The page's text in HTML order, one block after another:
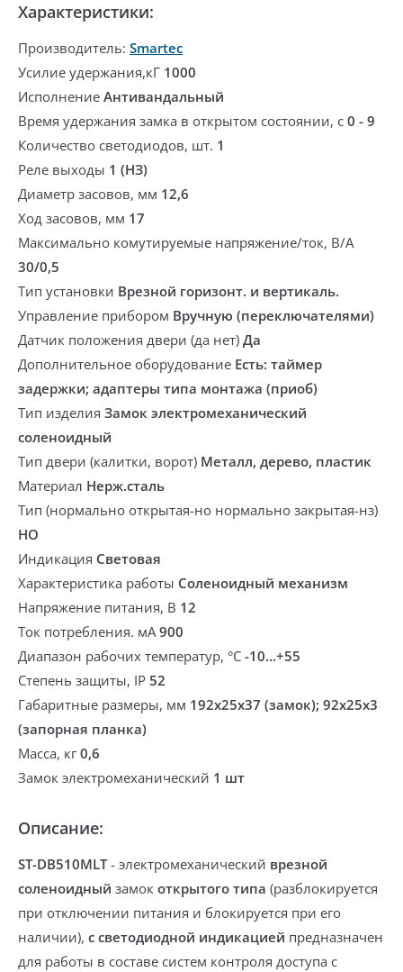
Характеристики:
Производитель: Smartec
Усилие удержания,кГ 1000
Исполнение Антивандальный
Время удержания замка в открытом состоянии, с 0 - 9
Количество светодиодов, шт. 1
Реле выходы 1 (НЗ)
Диаметр засовов, мм 12,6
Ход засовов, мм 17
Максимально комутируемые напряжение/ток, В/А
30/0,5
Тип установки Врезной горизонт. и вертикаль.
Управление прибором Вручную (переключателями)
Датчик положения двери (да нет) Да
Дополнительное оборудование Есть: таймер
задержки; адаптеры типа монтажа (приоб)
Тип изделия Замок электромеханический
соленоидный
Тип двери (калитки, ворот) Металл, дерево, пластик
Материал Нерж.сталь
Тип (нормально открытая-но нормально закрытая-нз)
НО
Индикация Световая
Характеристика работы Соленоидный механизм
Напряжение питания, В 12
Ток потребления. мА900
Диапазон рабочих температур, °С -10...+55
Степень защиты, IP 52
Габаритные размеры, мм 192х25х37 (замок); 92х25х3
(запорная планка)
Масса, кг0,6
Замок электромеханический 1 шт
Описание:
ST-DB510MLT- электромеханический врезной
соленоидный замок открытого типа (разблокируется
при отключении питания и блокируется при его
наличии), с светодиодной индикацией предназначен
для работы в составе систем контроля доступа с